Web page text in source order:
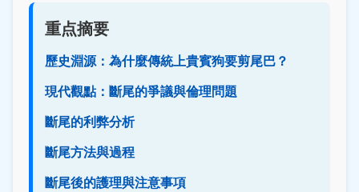
重点摘要
歷史淵源：為什麼傳統上貴賓狗要剪尾巴？
現代觀點：斷尾的爭議與倫理問題
斷尾的利弊分析
斷尾方法與過程
斷尾後的護理與注意事項